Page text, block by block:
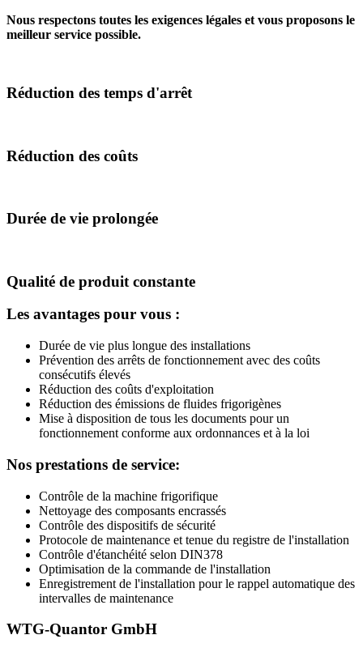
Nous respectons toutes les exigences légales et vous proposons le
meilleur service possible.
Réduction des temps d'arrêt
Réduction des coûts
Durée de vie prolongée
Qualité de produit constante
Les avantages pour vous :
Durée de vie plus longue des installations
Prévention des arrêts de fonctionnement avec des coûts
consécutifs élevés
Réduction des coûts d'exploitation
Réduction des émissions de fluides frigorigènes
Mise à disposition de tous les documents pour un
fonctionnement conforme aux ordonnances et à la loi
Nos prestations de service:
Contrôle de la machine frigorifique
Nettoyage des composants encrassés
Contrôle des dispositifs de sécurité
Protocole de maintenance et tenue du registre de l'installation
Contrôle d'étanchéité selon DIN378
Optimisation de la commande de l'installation
Enregistrement de l'installation pour le rappel automatique des
intervalles de maintenance
WTG-Quantor GmbH